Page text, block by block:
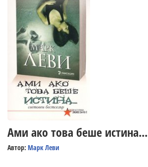
Ами ако това беше истина...
Автор: Марк Леви